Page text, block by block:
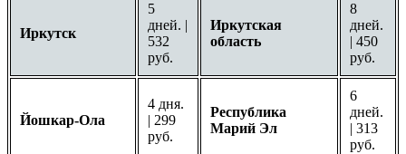
Иркутск
5
дней. |
532
руб.
Иркутская
область
8
дней.
| 450
руб.
Йошкар-Ола
4 дня.
| 299
руб.
Республика
Марий Эл
6
дней.
| 313
руб.